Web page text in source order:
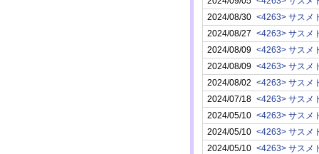
2024/08/30 <4263> サスメ
2024/08/27 <4263> サスメ
2024/08/09 <4263> サスメ
2024/08/09 <4263> サスメ
2024/08/02 <4263> サスメ
2024/07/18 <4263> サスメ
2024/05/10 <4263> サスメ
2024/05/10 <4263> サスメ
2024/05/10 <4263> サスメ